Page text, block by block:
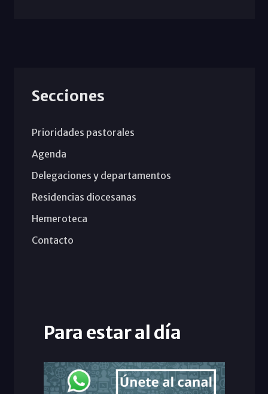
Secciones
Prioridades pastorales
Agenda
Delegaciones y departamentos
Residencias diocesanas
Hemeroteca
Contacto
Para estar al día